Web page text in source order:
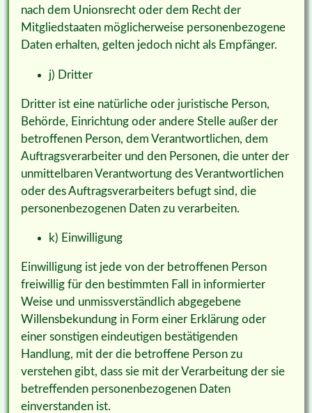
nach dem Unionsrecht oder dem Recht der
Mitgliedstaaten möglicherweise personenbezogene
Daten erhalten, gelten jedoch nicht als Empfänger.
j) Dritter
Dritter ist eine natürliche oder juristische Person,
Behörde, Einrichtung oder andere Stelle außer der
betroffenen Person, dem Verantwortlichen, dem
Auftragsverarbeiter und den Personen, die unter der
unmittelbaren Verantwortung des Verantwortlichen
oder des Auftragsverarbeiters befugt sind, die
personenbezogenen Daten zu verarbeiten.
k) Einwilligung
Einwilligung ist jede von der betroffenen Person
freiwillig für den bestimmten Fall in informierter
Weise und unmissverständlich abgegebene
Willensbekundung in Form einer Erklärung oder
einer sonstigen eindeutigen bestätigenden
Handlung, mit der die betroffene Person zu
verstehen gibt, dass sie mit der Verarbeitung der sie
betreffenden personenbezogenen Daten
einverstanden ist.